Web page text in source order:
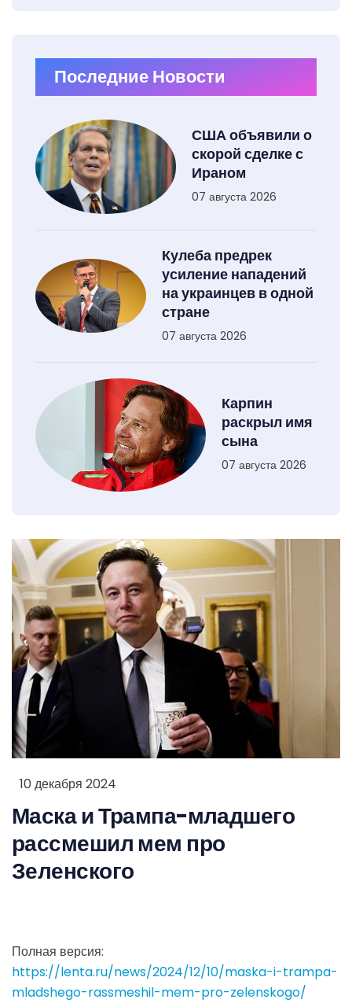
Последние Новости
США объявили о
скорой сделке с
Ираном
07 августа 2026
Кулеба предрек
усиление нападений
на украинцев в одной
стране
07 августа 2026
Карпин
раскрыл имя
сына
07 августа 2026
10 декабря 2024
Маска и Трампа-младшего
рассмешил мем про
Зеленского
Полная версия:
https://lenta.ru/news/2024/12/10/maska-i-trampa-
mladshego-rassmeshil-mem-pro-zelenskogo/